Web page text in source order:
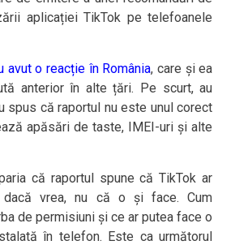
aplicației TikTok pe telefoanele
avut o reacție în România, care și ea
anterior în alte țări. Pe scurt, au
spus că raportul nu este unul corect
apăsări de taste, IMEI-uri și alte
că raportul spune că TikTok ar
vrea, nu că o și face. Cum
de permisiuni și ce ar putea face o
în telefon. Este ca următorul